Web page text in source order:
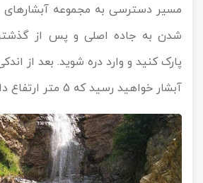
مسیر دسترسی به مجموعه آبشارهای
شدن به جاده اصلی و پس از
پارک کنید و وارد دره شوید. بعد از
آبشار خواهید رسید که 5 متر ارتفاع دارد.